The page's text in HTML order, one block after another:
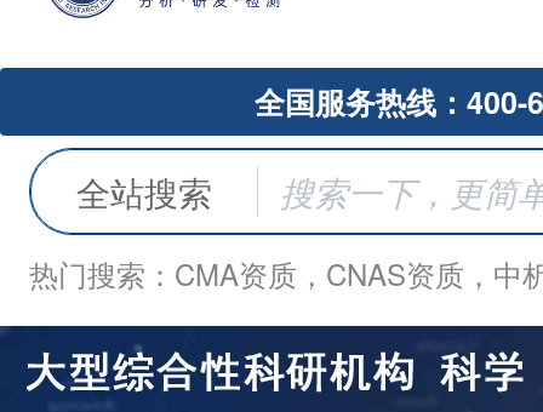
全国服务热线：400-
全站搜索
热门搜索：CMA资质，CNAS资质，中